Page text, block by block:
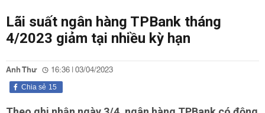
Lãi suất ngân hàng TPBank tháng
4/2023 giảm tại nhiều kỳ hạn
Anh Thư 16:36 | 03/04/2023
15
Chia sẻ